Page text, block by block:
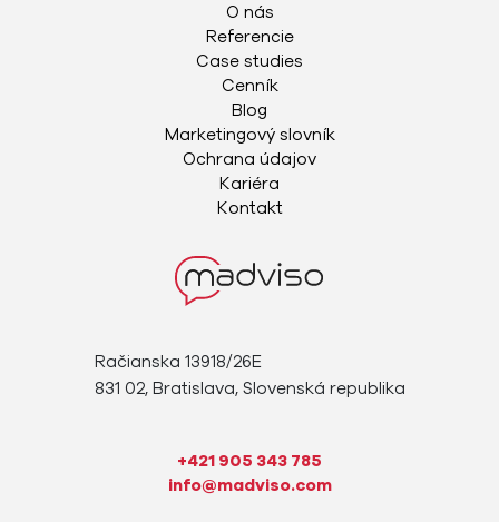
Račianska 13918/26E
831 02, Bratislava, Slovenská republika
+421 905 343 785
info@madviso.com
O nás
Referencie
Case studies
Cenník
Blog
Marketingový slovník
Ochrana údajov
Kariéra
Kontakt